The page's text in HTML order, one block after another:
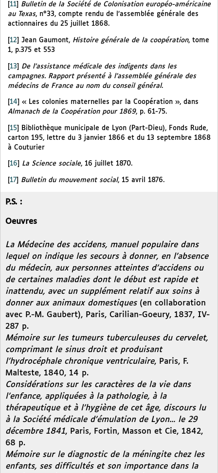
11
Bulletin de la Société de Colonisation européo-américaine
au Texas, n°33, compte rendu de l’assemblée générale des
actionnaires du 25 juillet 1868.
12 Jean Gaumont, Histoire générale de la coopération, tome
1, p.375 et 553
[13] De l’assistance médicale des indigents dans les
campagnes. Rapport présenté à l’assemblée générale des
médecins de France au nom du conseil général.
14
« Les colonies maternelles par la Coopération », dans
Almanach de la Coopération pour 1869, p. 61-75.
[15]
Bibliothèque municipale de Lyon (Part-Dieu), Fonds Rude,
carton 195, lettre du 3 janvier 1866 et du 13 septembre 1868
à Couturier
16 La Science sociale, 16 juillet 1870.
17 Bulletin du mouvement social, 15 avril 1876.
P.S. :
Oeuvres
La Médecine des accidens, manuel populaire dans
lequel on indique les secours à donner, en l’absence
du médecin, aux personnes atteintes d’accidens ou
de certaines maladies dont le début est rapide et
inattendu, avec un supplément relatif aux soins à
donner aux animaux domestiques(en collaboration
avec P.-M. Gaubert), Paris, Carilian-Goeury, 1837, IV-
287 p.
Mémoire sur les tumeurs tuberculeuses du cervelet,
comprimant le sinus droit et produisant
l’hydrocéphale chronique ventriculaire, Paris, F.
Malteste, 1840, 14 p.
Considérations sur les caractères de la vie dans
l’enfance, appliquées à la pathologie, à la
thérapeutique et à l’hygiène de cet âge, discours lu
à la Société médicale d’émulation de Lyon... le 29
décembre 1841, Paris, Fortin, Masson et Cie, 1842,
68 p.
Mémoire sur le diagnostic de la méningite chez les
enfants, ses difficultés et son importance dans la